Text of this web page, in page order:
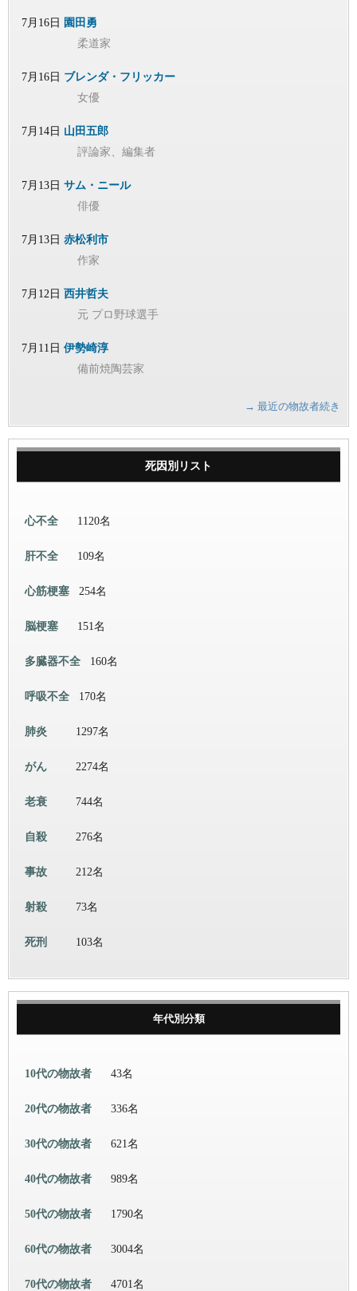
7月16日 園田勇
柔道家
7月16日 ブレンダ・フリッカー
女優
7月14日 山田五郎
評論家、編集者
7月13日 サム・ニール
俳優
7月13日 赤松利市
作家
7月12日 西井哲夫
元 プロ野球選手
7月11日 伊勢崎淳
備前焼陶芸家
→ 最近の物故者続き
死因別リスト
心不全 1120名
肝不全 109名
心筋梗塞 254名
脳梗塞 151名
多臓器不全 160名
呼吸不全 170名
肺炎 1297名
がん 2274名
老衰 744名
自殺 276名
事故 212名
射殺 73名
死刑 103名
年代別分類
10代の物故者 43名
20代の物故者 336名
30代の物故者 621名
40代の物故者 989名
50代の物故者 1790名
60代の物故者 3004名
70代の物故者 4701名